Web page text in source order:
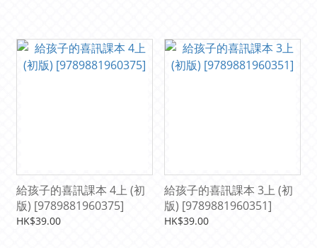
給孩子的喜訊課本 4上 (初
版) [9789881960375]
HK$39.00
給孩子的喜訊課本 3上 (初
版) [9789881960351]
HK$39.00